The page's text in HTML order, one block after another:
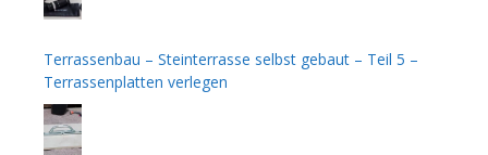
Terrassenbau – Steinterrasse selbst gebaut – Teil 5 –
Terrassenplatten verlegen